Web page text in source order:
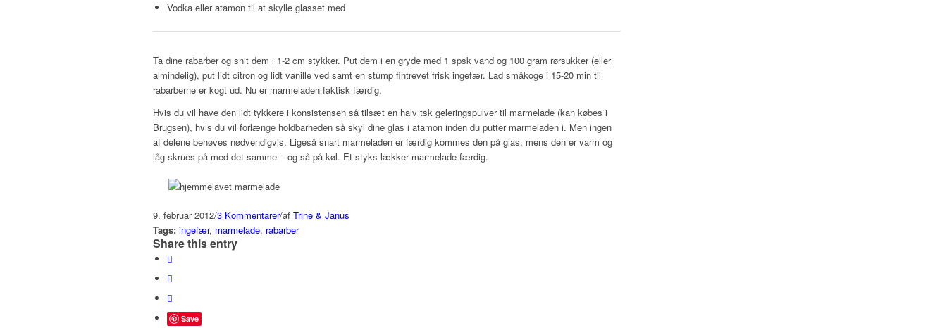
Vodka eller atamon til at skylle glasset med
Ta dine rabarber og snit dem i 1-2 cm stykker. Put dem i en gryde med 1 spsk vand og 100 gram rørsukker (eller
almindelig), put lidt citron og lidt vanille ved samt en stump fintrevet frisk ingefær. Lad småkoge i 15-20 min til
rabarberne er kogt ud. Nu er marmeladen faktisk færdig.
Hvis du vil have den lidt tykkere i konsistensen så tilsæt en halv tsk geleringspulver til marmelade (kan købes i
Brugsen), hvis du vil forlænge holdbarheden så skyl dine glas i atamon inden du putter marmeladen i. Men ingen
af delene behøves nødvendigvis. Ligeså snart marmeladen er færdig kommes den på glas, mens den er varm og
låg skrues på med det samme – og så på køl. Et styks lækker marmelade færdig.
9. februar 2012/3 Kommentarer/af Trine & Janus
Tags: ingefær, marmelade, rabarber
Share this entry
Save